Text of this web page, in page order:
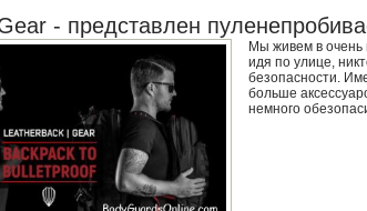
- представлен
Мы живем в очень
идя по улице,
безопасности.
больше
немного